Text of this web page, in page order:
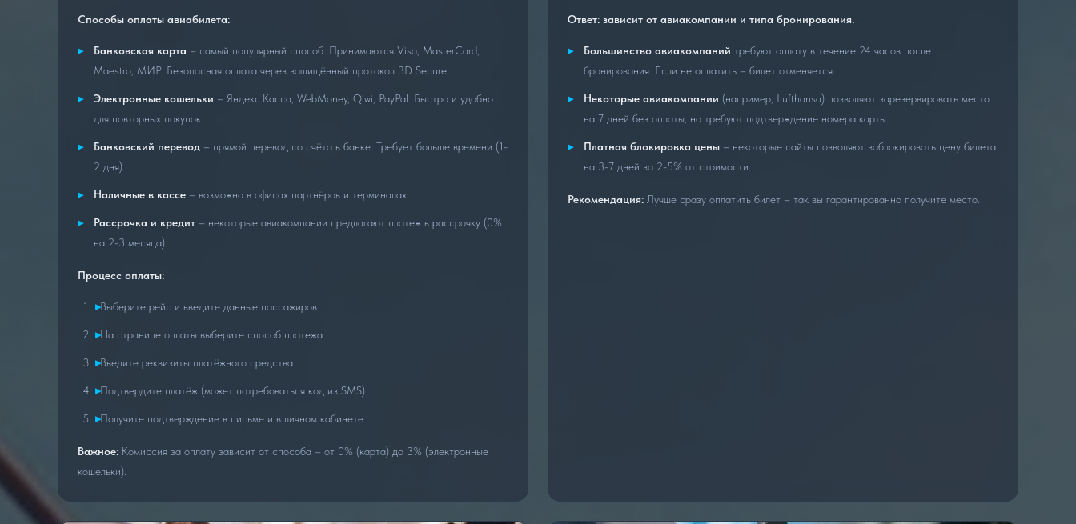
Способы оплаты авиабилета:
Банковская карта – самый популярный способ. Принимаются Visa, MasterCard,
Maestro, МИР. Безопасная оплата через защищённый протокол 3D Secure.
Электронные кошельки – Яндекс.Касса, WebMoney, Qiwi, PayPal. Быстро и удобно
для повторных покупок.
Банковский перевод – прямой перевод со счёта в банке. Требует больше времени (1-
2 дня).
Наличные в кассе – возможно в офисах партнёров и терминалах.
Рассрочка и кредит – некоторые авиакомпании предлагают платеж в рассрочку (0%
на 2-3 месяца).
Процесс оплаты:
Выберите рейс и введите данные пассажиров
На странице оплаты выберите способ платежа
Введите реквизиты платёжного средства
Подтвердите платёж (может потребоваться код из SMS)
Получите подтверждение в письме и в личном кабинете
Важное: Комиссия за оплату зависит от способа – от 0% (карта) до 3% (электронные
кошельки).
Ответ: зависит от авиакомпании и типа бронирования.
Большинство авиакомпаний требуют оплату в течение 24 часов после
бронирования. Если не оплатить – билет отменяется.
Некоторые авиакомпании (например, Lufthansa) позволяют зарезервировать место
на 7 дней без оплаты, но требуют подтверждение номера карты.
Платная блокировка цены – некоторые сайты позволяют заблокировать цену билета
на 3-7 дней за 2-5% от стоимости.
Рекомендация: Лучше сразу оплатить билет – так вы гарантированно получите место.